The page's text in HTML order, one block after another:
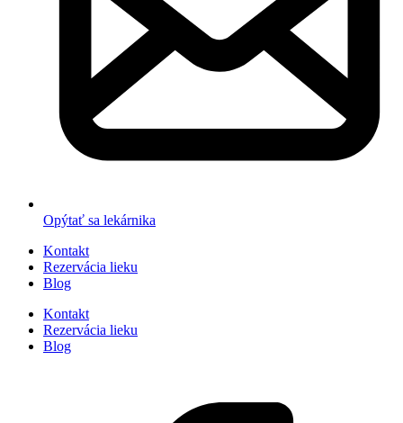
Opýtať sa lekárnika
Kontakt
Rezervácia lieku
Blog
Kontakt
Rezervácia lieku
Blog